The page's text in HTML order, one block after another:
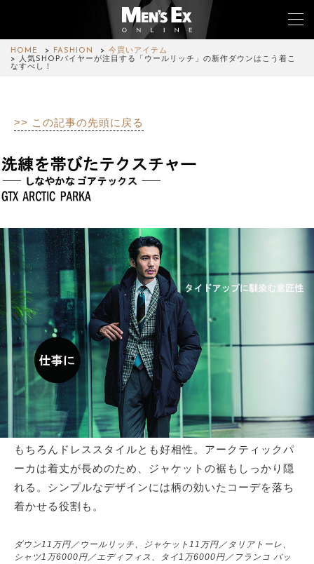
HOME FASHION
今買いアイテム
人気SHOPバイヤーが注目する「ウールリッチ」の新作ダウンはこう着こ
なすべし！
>> この記事の先頭に戻る
もちろんドレススタイルとも好相性。アークティックパ
ーカは着丈が長めのため、ジャケットの裾もしっかり隠
れる。シンプルなデザインには柄の効いたコーデを落ち
着かせる役割も。
ダウン11万円／ウールリッチ、ジャケット11万円／タリアトーレ、
シャツ1万6000円／エディフィス、タイ1万6000円／フランコ バッ
FASHION
WATCH
CAR&BIKE
COLUMN
MAGAZINE
ABOUT SITE
サイトマップ